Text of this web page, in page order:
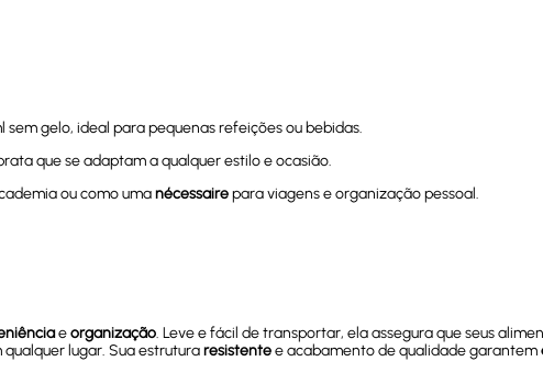
gelo, ideal para pequenas refeições ou bebidas.
que se adaptam a qualquer estilo e ocasião.
ou como umanécessairepara viagens e organização pessoal.
eorganização. Leve e fácil de transportar, ela assegura que seus
lugar. Sua estruturaresistentee acabamento de qualidade garantem